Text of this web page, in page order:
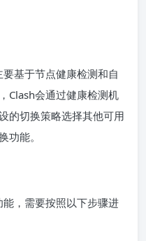
基于节点健康检测和自
Clash会通过健康检测机
的切换策略选择其他可用
功能。
，需要按照以下步骤进